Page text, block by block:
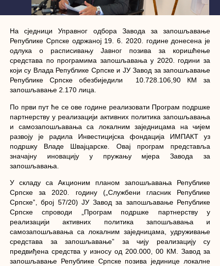
На сједници Управног одбора Завода за запошљавање
Републике Српске одржаној 19. 6. 2020. године донесена је
одлука о расписивању Јавног позива за коришћење
средстава по програмима запошљавања у 2020. години за
који су Влада Републике Српске и ЈУ Завод за запошљавање
Републике Српске обезбиједили 10.728.106,90 КМ за
запошљавање 2.170 лица.
По први пут ће се ове године реализовати Програм подршке
партнерству у реализацији активних политика запошљавања
и самозапошљавања са локалним заједницама на чијем
развоју је радила Инвестицијска фондација ИМПАКТ уз
подршку Владе Швајцарске. Овај програм представља
значајну иновацију у пружању мјера Завода за
запошљавања.
У складу са Акционим планом запошљавања Републике
Српске за 2020. годину („Службени гласник Републике
Српскеˮ, број 57/20) ЈУ Завод за запошљавање Републике
Српске спроводи „Програм подршке партнeрству у
реализацији активних политика запошљавања и
самозапошљавања са локалним заједницама, удруживање
средстава за запошљавање” за чију реализацију су
предвиђена средства у износу од 200.000, 00 КМ. Завод за
запошљавање Републике Српске позива јединице локалне